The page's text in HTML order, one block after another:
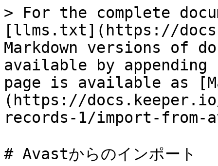
> For the complete
[llms.txt](https://
Markdown versions of
available by
page is available as
(https://
records-1/import-from-
# Avastからのインポート